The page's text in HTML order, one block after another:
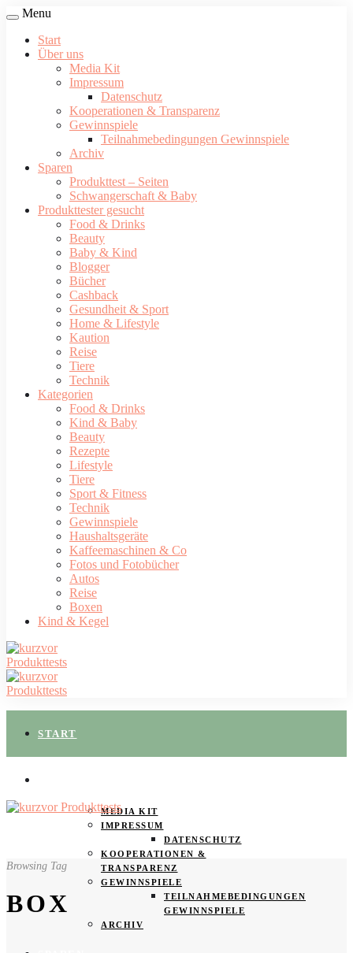
Menu
Start
Über uns
Media Kit
Impressum
Datenschutz
Kooperationen & Transparenz
Gewinnspiele
Teilnahmebedingungen Gewinnspiele
Archiv
Sparen
Produkttest – Seiten
Schwangerschaft & Baby
Produkttester gesucht
Food & Drinks
Beauty
Baby & Kind
Blogger
Bücher
Cashback
Gesundheit & Sport
Home & Lifestyle
Kaution
Reise
Tiere
Technik
Kategorien
Food & Drinks
Kind & Baby
Beauty
Rezepte
Lifestyle
Tiere
Sport & Fitness
Technik
Gewinnspiele
Haushaltsgeräte
Kaffeemaschinen & Co
Fotos und Fotobücher
Autos
Reise
Boxen
Kind & Kegel
START
MEDIA KIT
IMPRESSUM
DATENSCHUTZ
KOOPERATIONEN &
TRANSPARENZ
GEWINNSPIELE
TEILNAHMEBEDINGUNGEN
GEWINNSPIELE
ARCHIV
Browsing Tag
BOX